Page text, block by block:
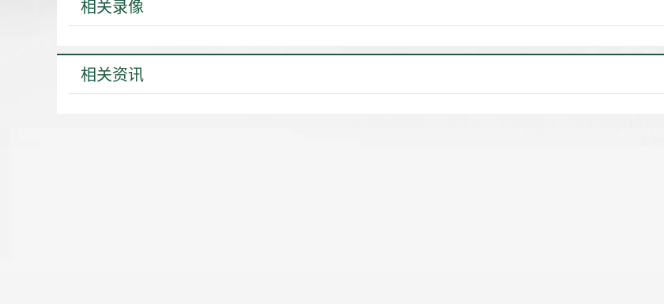
相关录像
相关资讯